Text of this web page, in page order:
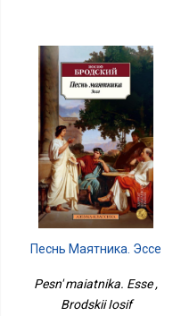
Песнь Маятника. Эссе
Pesn' maiatnika. Esse ,
Brodskii Iosif